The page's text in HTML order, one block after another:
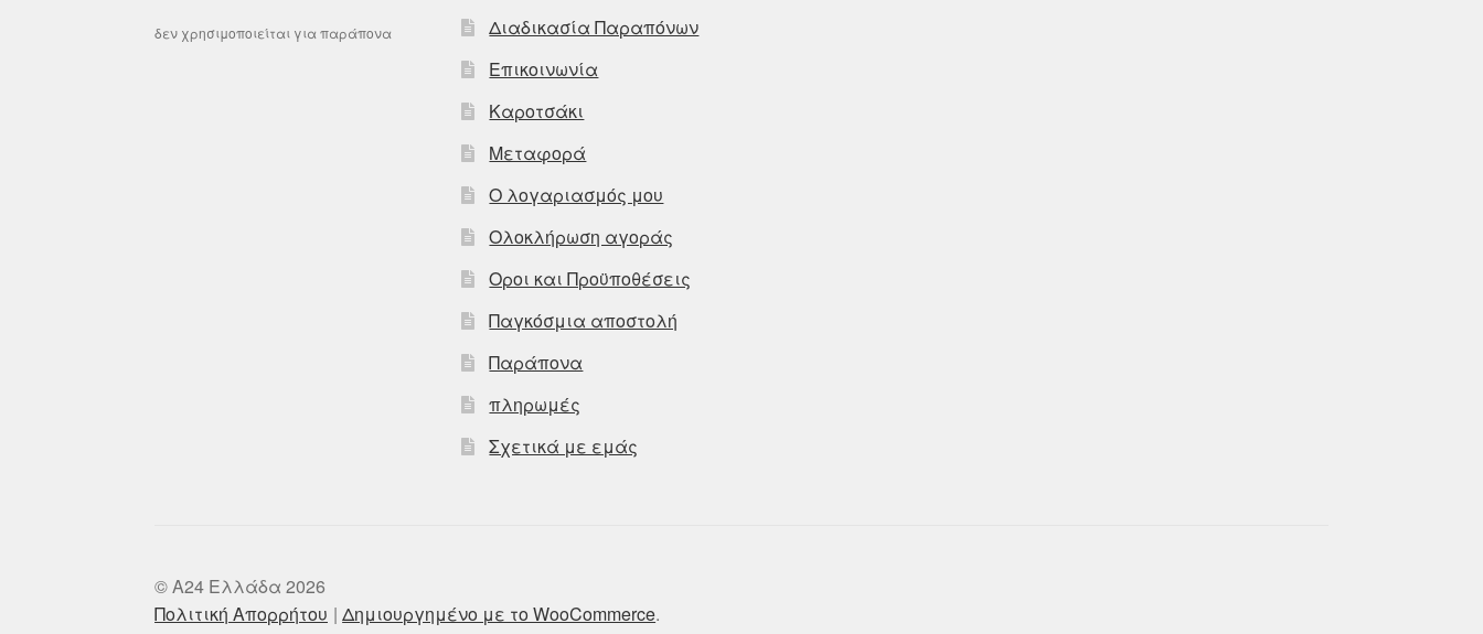
δεν χρησιμοποιείται για παράπονα
Διαδικασία Παραπόνων
Επικοινωνία
Καροτσάκι
Μεταφορά
Ο λογαριασμός μου
Ολοκλήρωση αγοράς
Οροι και Προϋποθέσεις
Παγκόσμια αποστολή
Παράπονα
πληρωμές
Σχετικά με εμάς
© A24 Ελλάδα 2026
Πολιτική Απορρήτου
Δημιουργημένο με το WooCommerce.